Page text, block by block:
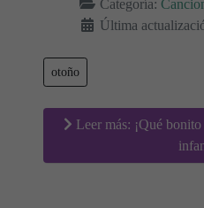
Categoría:
Última
otoño
Leer más: ¡Qué